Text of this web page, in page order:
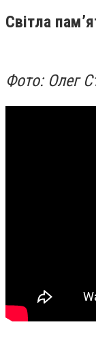
Світла
Фото: Олег